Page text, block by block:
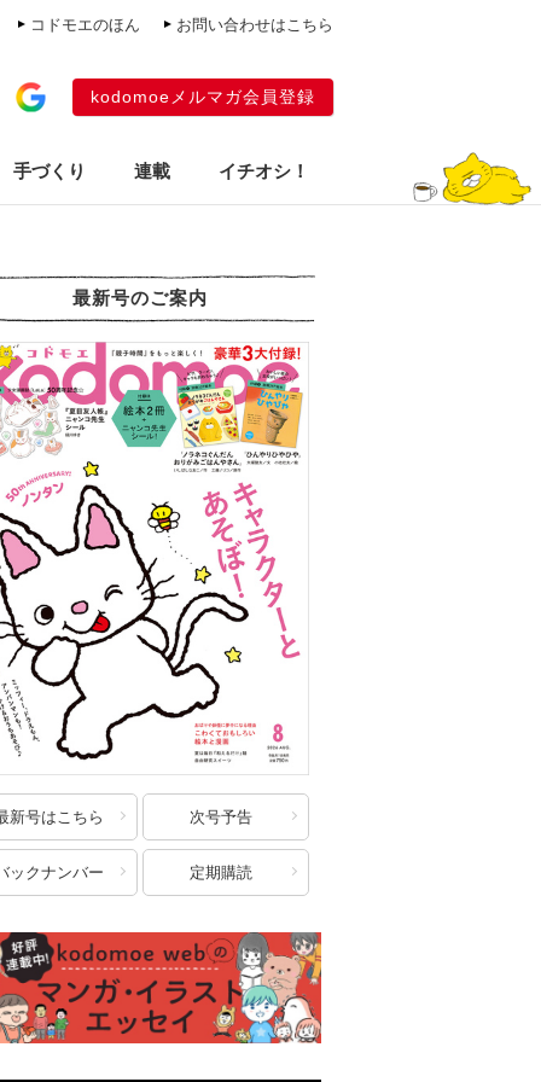
コドモエのほん お問い合わせはこちら
kodomoeメルマガ会員登録
手づくり 連載 イチオシ！
最新号のご案内
新号はこちら 次号予告
ックナンバー 定期購読